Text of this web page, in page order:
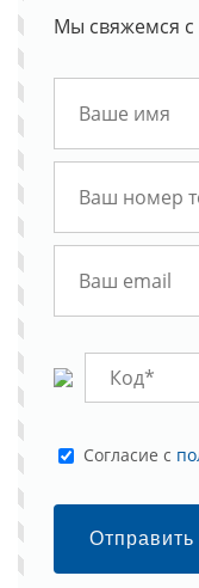
Мы свяжемся с
Cогласие с
Отправить